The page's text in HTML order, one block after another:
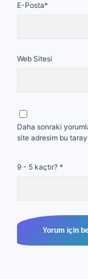
E-Posta*
Web Sitesi
Daha sonraki
site adresim bu
9 - 5 kaçtır? *